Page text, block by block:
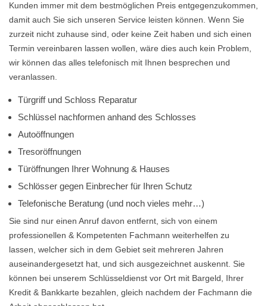
Kunden immer mit dem bestmöglichen Preis entgegenzukommen,
damit auch Sie sich unseren Service leisten können. Wenn Sie
zurzeit nicht zuhause sind, oder keine Zeit haben und sich einen
Termin vereinbaren lassen wollen, wäre dies auch kein Problem,
wir können das alles telefonisch mit Ihnen besprechen und
veranlassen.
Türgriff und Schloss Reparatur
Schlüssel nachformen anhand des Schlosses
Autoöffnungen
Tresoröffnungen
Türöffnungen Ihrer Wohnung & Hauses
Schlösser gegen Einbrecher für Ihren Schutz
Telefonische Beratung (und noch vieles mehr…)
Sie sind nur einen Anruf davon entfernt, sich von einem
professionellen & Kompetenten Fachmann weiterhelfen zu
lassen, welcher sich in dem Gebiet seit mehreren Jahren
auseinandergesetzt hat, und sich ausgezeichnet auskennt. Sie
können bei unserem Schlüsseldienst vor Ort mit Bargeld, Ihrer
Kredit & Bankkarte bezahlen, gleich nachdem der Fachmann die